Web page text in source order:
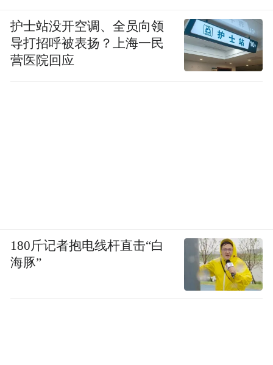
护士站没开空调、全员向领
导打招呼被表扬？上海一民
营医院回应
180斤记者抱电线杆直击“白
海豚”